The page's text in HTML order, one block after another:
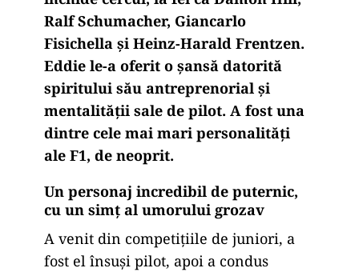
Ralf Schumacher, Giancarlo
Fisichella și Heinz-Harald Frentzen.
Eddie le-a oferit o șansă datorită
spiritului său antreprenorial și
mentalității sale de pilot. A fost una
dintre cele mai mari personalități
ale F1, de neoprit.
Un personaj incredibil de puternic,
cu un simț al umorului grozav
A venit din competițiile de juniori, a
fost el însuși pilot, apoi a condus